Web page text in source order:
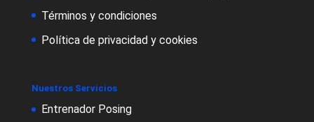
Términos y condiciones
Política de privacidad y cookies
Nuestros Servicios
Entrenador Posing